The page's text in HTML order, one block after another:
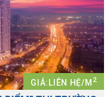
GIÁ:LIÊN HỆ/M 2